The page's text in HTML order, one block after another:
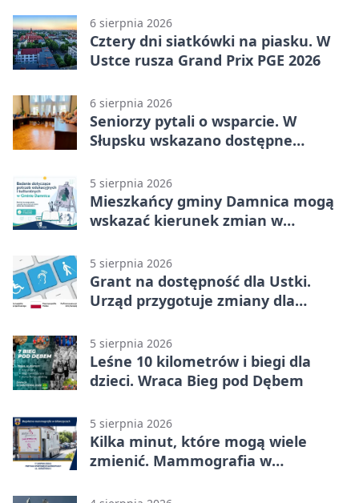
6 sierpnia 2026
Cztery dni siatkówki na piasku. W
Ustce rusza Grand Prix PGE 2026
6 sierpnia 2026
Seniorzy pytali o wsparcie. W
Słupsku wskazano dostępne
5 sierpnia 2026
Mieszkańcy gminy Damnica mogą
wskazać kierunek zmian w
5 sierpnia 2026
Grant na dostępność dla Ustki.
Urząd przygotuje zmiany dla
5 sierpnia 2026
Leśne 10 kilometrów i biegi dla
dzieci. Wraca Bieg pod Dębem
5 sierpnia 2026
Kilka minut, które mogą wiele
zmienić. Mammografia w